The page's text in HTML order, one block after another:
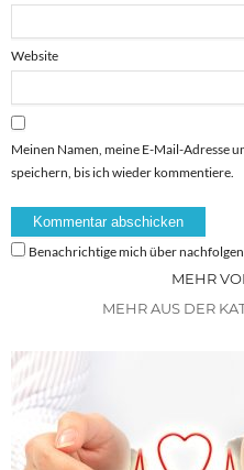
Website
Meinen Namen, meine E-Mail-Adresse
speichern, bis ich wieder kommentiere.
Benachrichtige mich über
MEHR
MEHR AUS DER